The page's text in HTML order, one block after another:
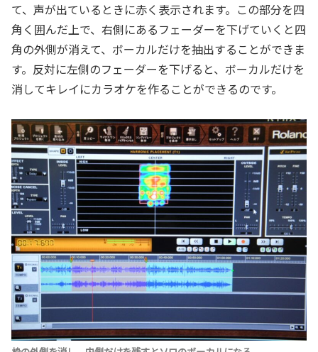
て、声が出ているときに赤く表示されます。この部分を四
角く囲んだ上で、右側にあるフェーダーを下げていくと四
角の外側が消えて、ボーカルだけを抽出することができま
す。反対に左側のフェーダーを下げると、ボーカルだけを
消してキレイにカラオケを作ることができるのです。